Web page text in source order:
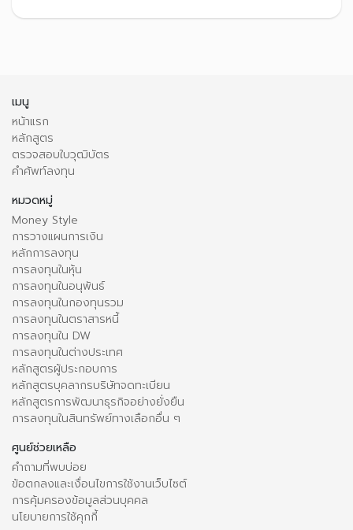
เมนู
หน้าแรก
หลักสูตร
ตรวจสอบใบวุฒิบัตร
คำศัพท์ลงทุน
หมวดหมู่
Money Style
การวางแผนการเงิน
หลักการลงทุน
การลงทุนในหุ้น
การลงทุนในอนุพันธ์
การลงทุนในกองทุนรวม
การลงทุนในตราสารหนี้
การลงทุนใน DW
การลงทุนในต่างประเทศ
หลักสูตรผู้ประกอบการ
หลักสูตรบุคลากรบริษัทจดทะเบียน
หลักสูตรการพัฒนาธุรกิจอย่างยั่งยืน
การลงทุนในสินทรัพย์ทางเลือกอื่น ๆ
ศูนย์ช่วยเหลือ
คำถามที่พบบ่อย
ข้อตกลงและเงื่อนไขการใช้งานเว็บไซต์
การคุ้มครองข้อมูลส่วนบุคคล
นโยบายการใช้คุกกี้